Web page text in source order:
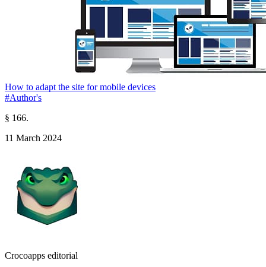
How to adapt the site for mobile devices
#Author's
§ 166.
11 March 2024
Crocoapps editorial